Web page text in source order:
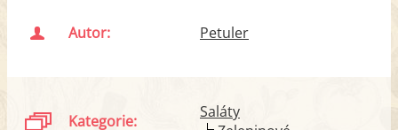
Autor: Petuler
Kategorie:
Saláty